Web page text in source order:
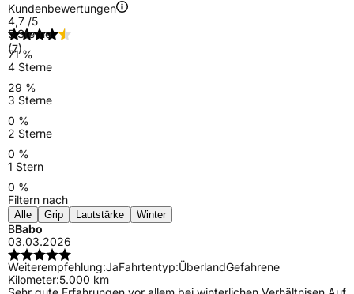
Kundenbewertungen
4,7 /5
(7)
5 Sterne
71 %
4 Sterne
29 %
3 Sterne
0 %
2 Sterne
0 %
1 Stern
0 %
Filtern nach
Alle Grip Lautstärke Winter
BBabo
03.03.2026
Weiterempfehlung:JaFahrtentyp:ÜberlandGefahrene
Kilometer:5.000 km